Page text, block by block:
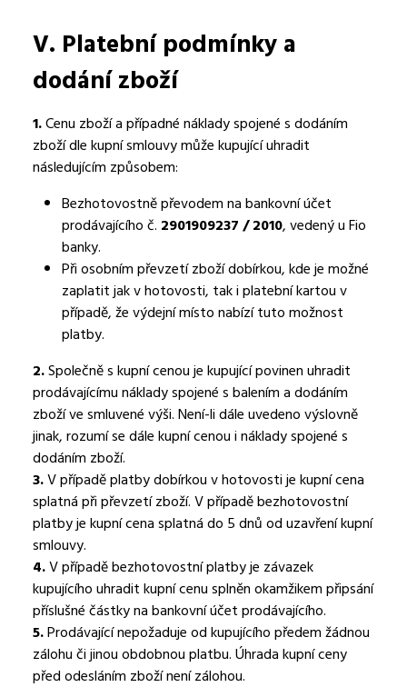
V. Platební podmínky a
dodání zboží
1.Cenu zboží a případné náklady spojené s dodáním
zboží dle kupní smlouvy může kupující uhradit
následujícím způsobem:
Bezhotovostně převodem na bankovní účet
prodávajícího č. 2901909237 / 2010, vedený u Fio
banky.
Při osobním převzetí zboží dobírkou, kde je možné
zaplatit jak v hotovosti, tak i platební kartou v
případě, že výdejní místo nabízí tuto možnost
platby.
2.Společně s kupní cenou je kupující povinen uhradit
prodávajícímu náklady spojené s balením a dodáním
zboží ve smluvené výši. Není-li dále uvedeno výslovně
jinak, rozumí se dále kupní cenou i náklady spojené s
dodáním zboží.
3.V případě platby dobírkou v hotovosti je kupní cena
splatná při převzetí zboží. V případě bezhotovostní
platby je kupní cena splatná do 5 dnů od uzavření kupní
smlouvy.
4.V případě bezhotovostní platby je závazek
kupujícího uhradit kupní cenu splněn okamžikem připsání
příslušné částky na bankovní účet prodávajícího.
5.Prodávající nepožaduje od kupujícího předem žádnou
zálohu či jinou obdobnou platbu. Úhrada kupní ceny
před odesláním zboží není zálohou.